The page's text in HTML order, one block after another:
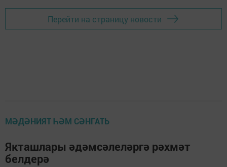
Перейти на страницу новости
МӘДӘНИЯТ ҺӘМ СӘНГАТЬ
Якташлары әдәмсәлеләргә рәхмәт
белдерә